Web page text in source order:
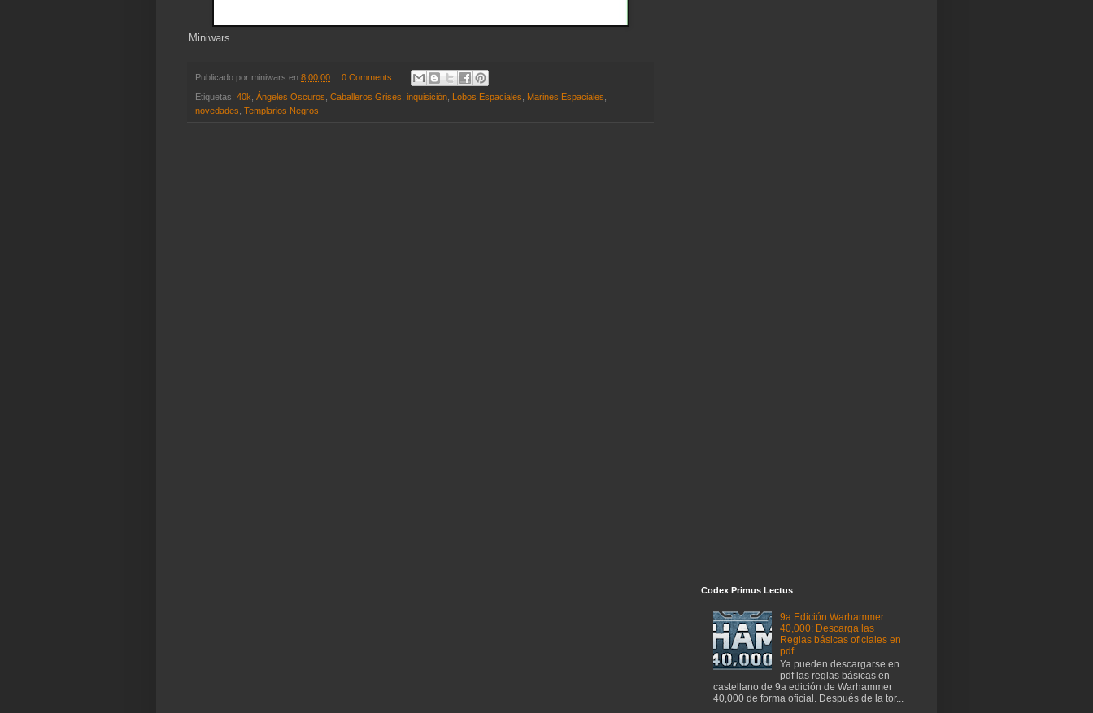
Miniwars
Publicado por miniwars en 8:00:00 0 Comments
Etiquetas: 40k, Ángeles Oscuros, Caballeros Grises, inquisición, Lobos Espaciales, Marines Espaciales,
novedades, Templarios Negros
Codex Primus Lectus
9a Edición Warhammer
40,000: Descarga las
Reglas básicas oficiales en
pdf
Ya pueden descargarse en
pdf las reglas básicas en
castellano de 9a edición de Warhammer
40,000 de forma oficial. Después de la tor...